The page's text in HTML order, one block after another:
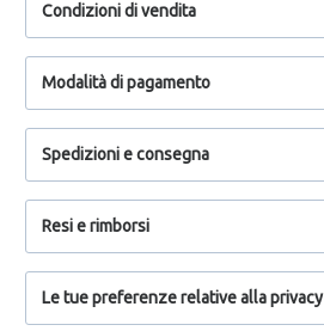
Condizioni di vendita
Modalità di pagamento
Spedizioni e consegna
Resi e rimborsi
Le tue preferenze relative alla privacy